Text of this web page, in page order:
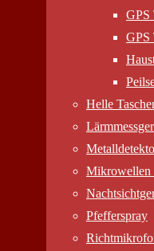
GPS
GPS
Helle
Mikrowellen
Pfefferspray